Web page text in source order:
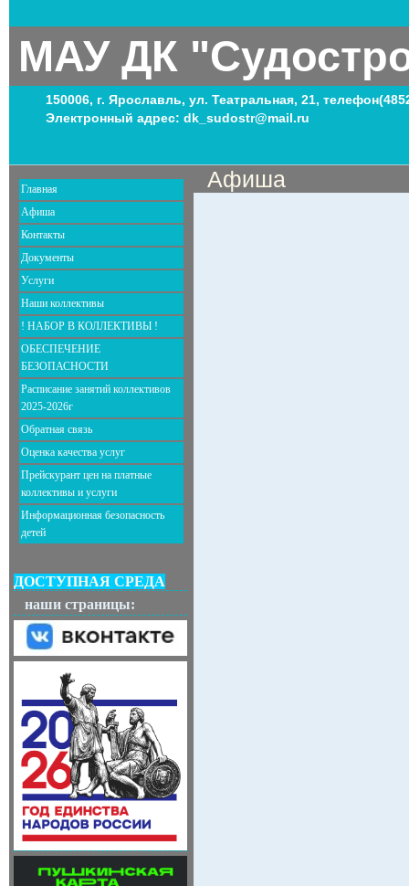
МАУ ДК
150006, г. Ярославль, ул. Театральная, 21,
Электронный адрес: dk_sudostr@mail.ru
Главная
Афиша
Контакты
Документы
Услуги
Наши коллективы
! НАБОР В КОЛЛЕКТИВЫ !
ОБЕСПЕЧЕНИЕ
БЕЗОПАСНОСТИ
Расписание занятий коллективов
2025-2026г
Обратная связь
Оценка качества услуг
Прейскурант цен на платные
коллективы и услуги
Информационная безопасность
детей
ДОСТУПНАЯ СРЕДА
наши страницы:
Афиша